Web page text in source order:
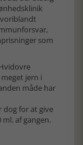
som
jern i
måde har
dog for at give
af gangen.